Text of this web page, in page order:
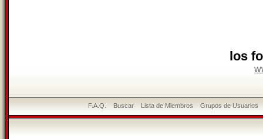
los
F.A.Q. Buscar Lista de Miembros Grupos de Usuarios